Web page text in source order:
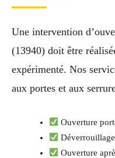
Une intervention
(13940) doit être
expérimenté. Nos
aux portes et aux
Ouverture
Ouverture